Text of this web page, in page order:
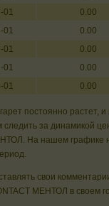
01
0.00
01
0.00
01
0.00
01
0.00
01
0.00
постоянно растет,
за динамикой
На нашем графике
свои
МЕНТОЛ в своем